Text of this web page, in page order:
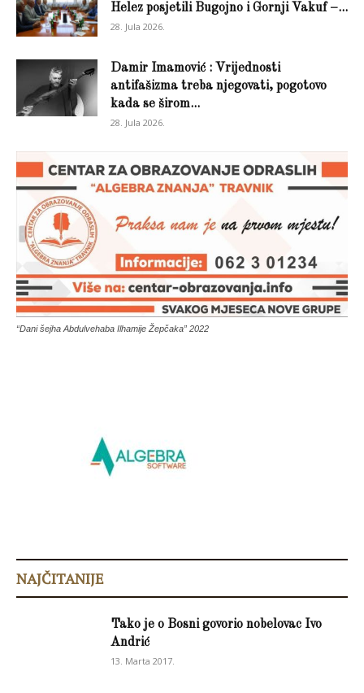
Helez posjetili Bugojno i Gornji Vakuf –...
28. Jula 2026.
Damir Imamović : Vrijednosti
antifašizma treba njegovati, pogotovo
kada se širom...
28. Jula 2026.
“Dani šejha Abdulvehaba Ilhamije Žepčaka” 2022
NAJČITANIJE
Tako je o Bosni govorio nobelovac Ivo
Andrić
13. Marta 2017.